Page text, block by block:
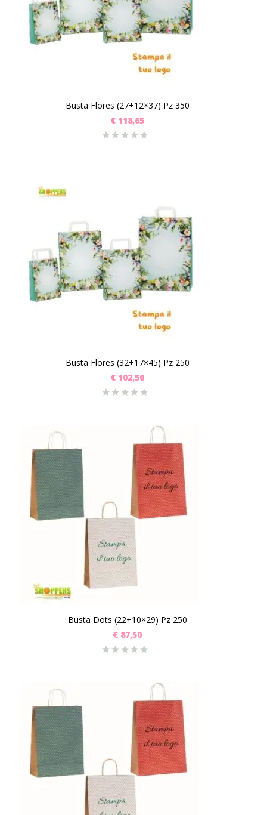
Busta Flores (27+12×37) Pz 350
€ 118,65
Busta Flores (32+17×45) Pz 250
€ 102,50
Busta Dots (22+10×29) Pz 250
€ 87,50